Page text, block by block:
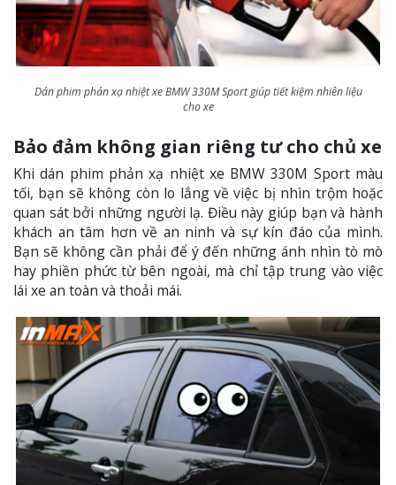
Dán phim phản xạ nhiệt xe BMW 330M Sport giúp tiết kiệm nhiên liệu
cho xe
Bảo đảm không gian riêng tư cho chủ xe
Khi dán phim phản xạ nhiệt xe BMW 330M Sport màu
tối, bạn sẽ không còn lo lắng về việc bị nhìn trộm hoặc
quan sát bởi những người lạ. Điều này giúp bạn và hành
khách an tâm hơn về an ninh và sự kín đáo của mình.
Bạn sẽ không cần phải để ý đến những ánh nhìn tò mò
hay phiền phức từ bên ngoài, mà chỉ tập trung vào việc
lái xe an toàn và thoải mái.